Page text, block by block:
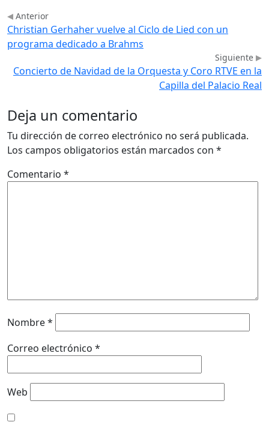
Anterior
Christian Gerhaher vuelve al Ciclo de Lied con un
programa dedicado a Brahms
Siguiente
Concierto de Navidad de la Orquesta y Coro RTVE en la
Capilla del Palacio Real
Deja un comentario
Tu dirección de correo electrónico no será publicada.
Los campos obligatorios están marcados con *
Comentario *
Nombre*
Correo electrónico *
Web